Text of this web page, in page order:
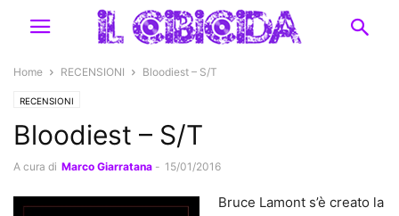
Home RECENSIONI Bloodiest – S/T
RECENSIONI
Bloodiest – S/T
A cura di Marco Giarratana - 15/01/2016
Bruce Lamont s’è creato la